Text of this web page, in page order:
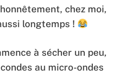
chez moi,
longtemps !
à sécher un peu,
au micro-ondes